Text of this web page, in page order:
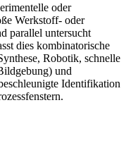
oder
Werkstoff- oder
parallel untersucht
dies kombinatorische
Robotik, schnelle
und
Identifikation